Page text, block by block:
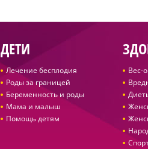
ДЕТИ
Лечение бесплодия
Роды за границей
Беременность и роды
Мама и малыш
Помощь детям
Вес-